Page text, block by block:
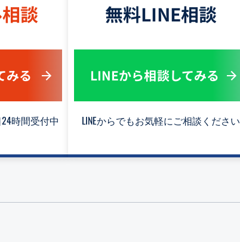
談
みる
時間受付中
無料LINE相談
LINEから相談してみる
LINEからでもお気軽にご相談ください